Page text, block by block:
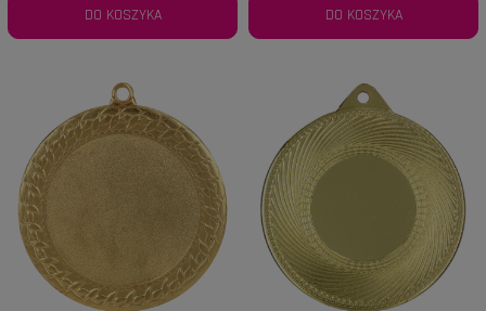
DO KOSZYKA DO KOSZYKA